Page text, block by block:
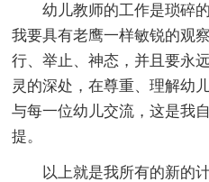
幼儿教师的工作是琐碎
我要具有老鹰一样敏锐的观
行、举止、神态，并且要永
灵的深处，在尊重、理解幼
与每一位幼儿交流，这是我
提。
以上就是我所有的新的